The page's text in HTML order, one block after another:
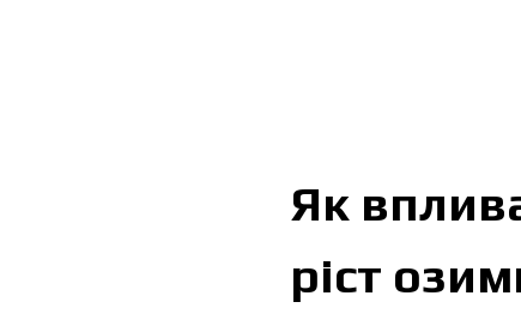
Як
ріст